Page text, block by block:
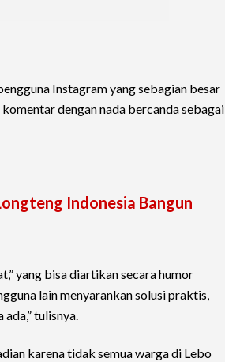
Instagram yang sebagian besar
dengan nada bercanda sebagai
Indonesia Bangun
yang bisa diartikan secara humor
lain menyarankan solusi praktis,
tulisnya.
karena tidak semua warga di Lebo